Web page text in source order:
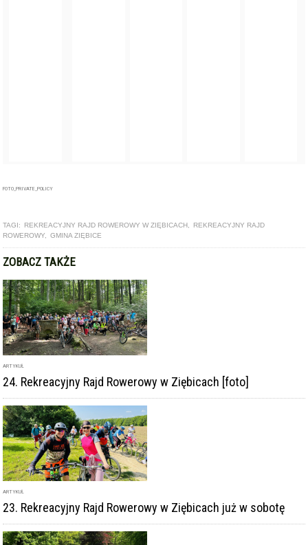
FOTO_PRIVATE_POLICY
TAGI: REKREACYJNY RAJD ROWEROWY W ZIĘBICACH
REKREACYJNY RAJD
ROWEROWY
GMINA ZIĘBICE
ZOBACZ TAKŻE
ARTYKUŁ
24. Rekreacyjny Rajd Rowerowy w Ziębicach [foto]
ARTYKUŁ
23. Rekreacyjny Rajd Rowerowy w Ziębicach już w sobotę